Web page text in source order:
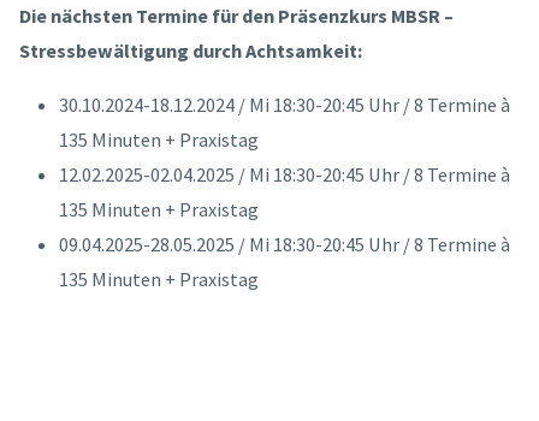
Die nächsten Termine für den Präsenzkurs MBSR –
Stressbewältigung durch Achtsamkeit:
30.10.2024-18.12.2024 / Mi 18:30-20:45 Uhr / 8 Termine à
135 Minuten + Praxistag
12.02.2025-02.04.2025 / Mi 18:30-20:45 Uhr / 8 Termine à
135 Minuten + Praxistag
09.04.2025-28.05.2025 / Mi 18:30-20:45 Uhr / 8 Termine à
135 Minuten + Praxistag